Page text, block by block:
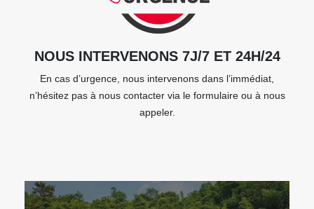
NOUS INTERVENONS 7J/7 ET 24H/24
En cas d’urgence, nous intervenons dans l’immédiat,
n’hésitez pas à nous contacter via le formulaire ou à nous
appeler.